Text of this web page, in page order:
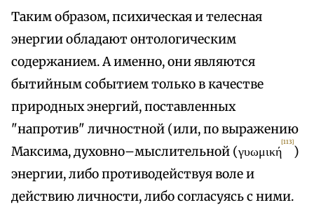
Таким образом, психическая и телесная
энергии обладают онтологическим
содержанием. А именно, они являются
бытийным событием только в качестве
природных энергий, поставленных
"напротив" личностной (или, по выражению
Максима, духовно–мыслительной (γυωμική
[113]
)
энергии, либо противодействуя воле и
действию личности, либо согласуясь с ними.